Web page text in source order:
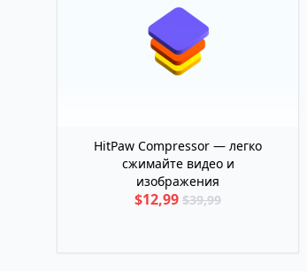
HitPaw Compressor — легко
сжимайте видео и
изображения
$12,99 $39,99